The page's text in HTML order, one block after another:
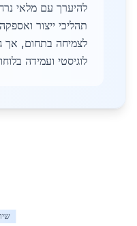
להיערך עם מלאי
תהליכי ייצור
לצמיחה בתחום, אך
לוגיסטי ועמידה